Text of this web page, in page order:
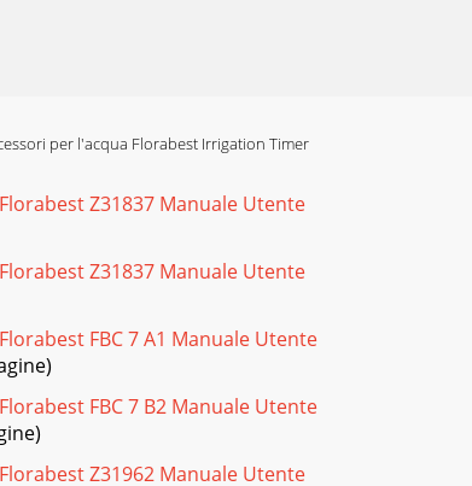
per l'acqua Florabest Irrigation Timer
Z31837 Manuale Utente
Z31837 Manuale Utente
FBC 7 A1 Manuale Utente
FBC 7 B2 Manuale Utente
Z31962 Manuale Utente